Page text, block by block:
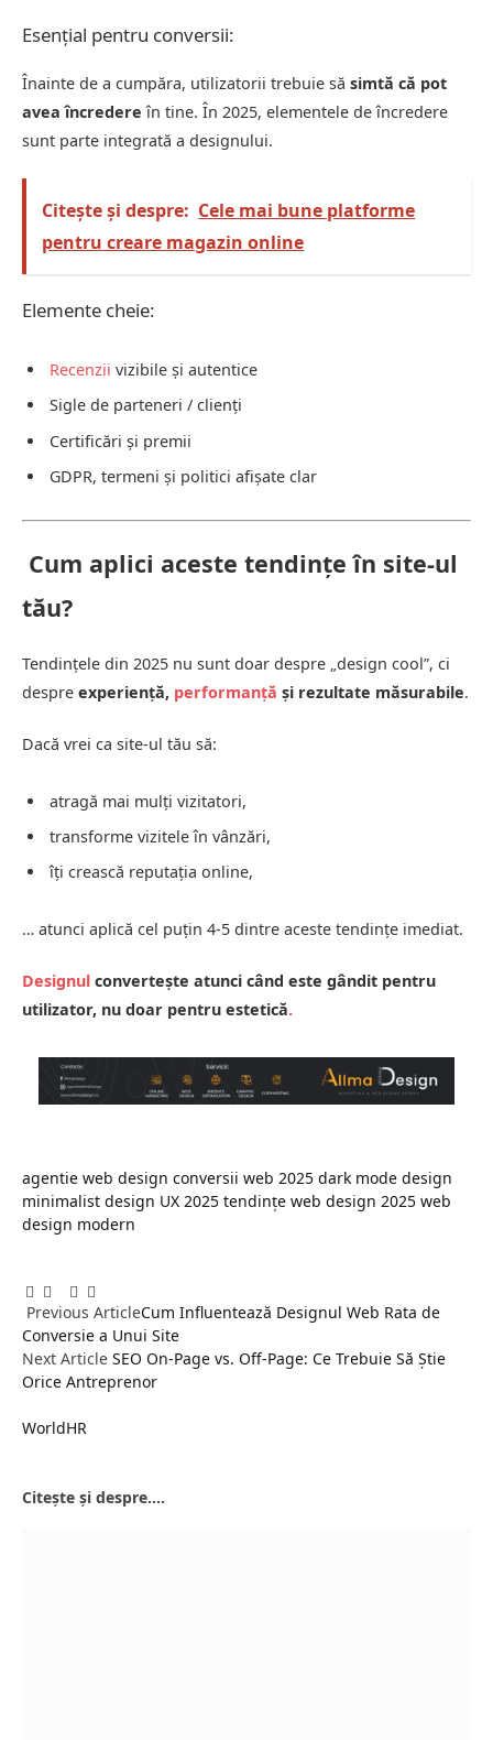
Esențial pentru conversii:
Înainte de a cumpăra, utilizatorii trebuie să simtă că pot
avea încredere în tine. În 2025, elementele de încredere
sunt parte integrată a designului.
Citește și despre: Cele mai bune platforme
pentru creare magazin online
Elemente cheie:
Recenzii vizibile și autentice
Sigle de parteneri / clienți
Certificări și premii
GDPR, termeni și politici afișate clar
Cum aplici aceste tendințe în site-ul
tău?
Tendințele din 2025 nu sunt doar despre „design cool”, ci
despre experiență, performanță și rezultate măsurabile.
Dacă vrei ca site-ul tău să:
atragă mai mulți vizitatori,
transforme vizitele în vânzări,
îți crească reputația online,
… atunci aplică cel puțin 4-5 dintre aceste tendințe imediat.
Designul convertește atunci când este gândit pentru
utilizator, nu doar pentru estetică.
agentie web design conversii web 2025 dark mode design
minimalist design UX 2025 tendințe web design 2025 web
design modern
Facebook
Twitter
Pinterest
LinkedIn
Tumblr
Previous ArticleCum Influentează Designul Web Rata de
Conversie a Unui Site
Next Article SEO On-Page vs. Off-Page: Ce Trebuie Să Știe
Orice Antreprenor
WorldHR
Citește și despre....